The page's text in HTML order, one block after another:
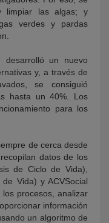
limpiar las algas; y
verdes y pardas
un nuevo
y, a través de
se consiguió
hasta un 40%. Los
para los
de cerca desde
datos de los
de Ciclo de Vida),
Vida) y ACVSocial
procesos, analizar
información
un algoritmo de